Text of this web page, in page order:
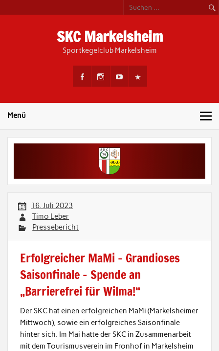
content
SKC Markelsheim
Sportkegelclub Markelsheim
Menü
16. Juli 2023
Timo Leber
Pressebericht
Erfolgreicher MaMi – Grandioses
Saisonfinale – Spende an
„Barrierefrei für Wilma!“
Der SKC hat einen erfolgreichen MaMi (Markelsheimer
Mittwoch), sowie ein erfolgreiches Saisonfinale
hinter sich. Im Mai hatte der SKC in Zusammenarbeit
mit dem Tourismusverein im Fronhof in Markelsheim